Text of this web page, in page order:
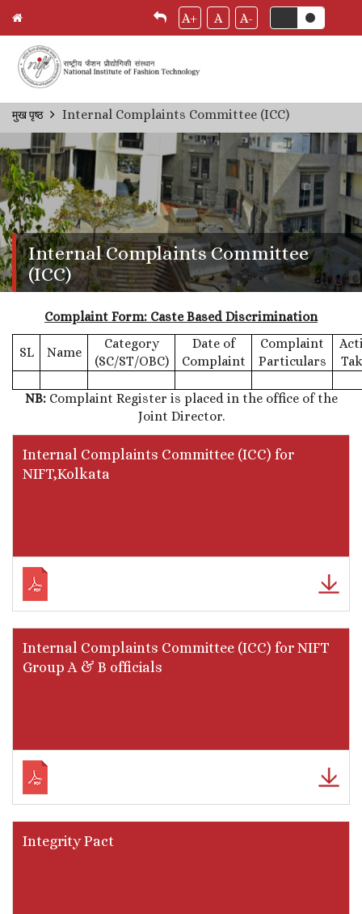
Skip
content
A+ A A-
Breadcrumb
मुख पृष्ठ Internal Complaints Committee (ICC)
Internal Complaints Committee
(ICC)
Complaint Form: Caste Based Discrimination
SL Name
Category
(SC/ST/OBC)
Date of
Complaint
Complaint
Particulars
NB:Complaint Register is placed in the office of the
Joint Director.
Internal Complaints Committee (ICC) for
NIFT,Kolkata
Internal Complaints Committee (ICC) for NIFT
Group A & B officials
Integrity Pact